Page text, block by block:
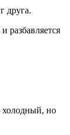
друга.
разбавляется
холодный, но